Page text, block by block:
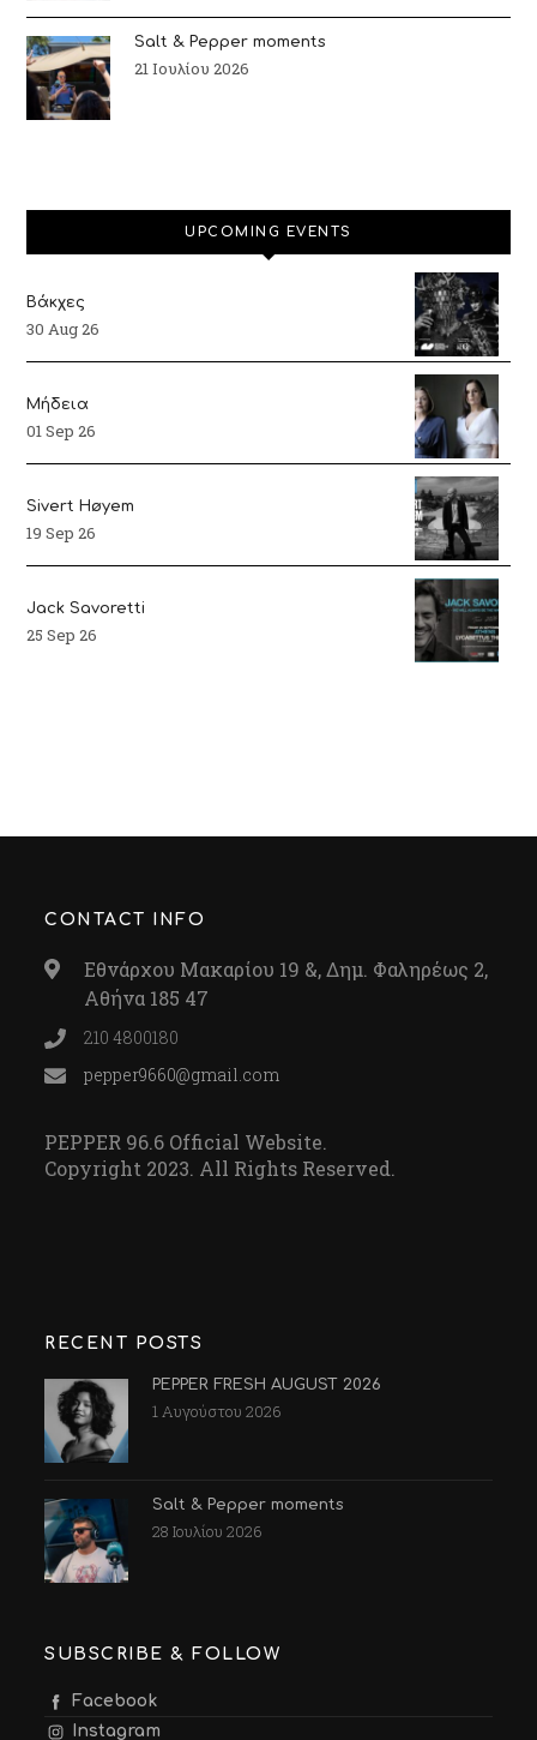
Salt & Pepper moments
21 Ιουλίου 2026
UPCOMING EVENTS
Βάκχες
30 Aug 26
Μήδεια
01 Sep 26
Sivert Høyem
19 Sep 26
Jack Savoretti
25 Sep 26
CONTACT INFO
Εθνάρχου Μακαρίου 19 &, Δημ. Φαληρέως 2,
Αθήνα 185 47
210 4800180
pepper9660@gmail.com
PEPPER 96.6 Official Website.
Copyright 2023. All Rights Reserved.
RECENT POSTS
PEPPER FRESH AUGUST 2026
1 Αυγούστου 2026
Salt & Pepper moments
28 Ιουλίου 2026
SUBSCRIBE & FOLLOW
Facebook
Instagram